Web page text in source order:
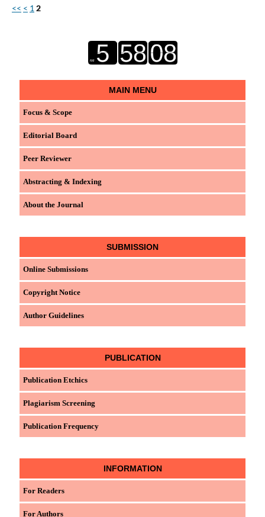
<< < 1 2
MAIN MENU
Focus & Scope
Editorial Board
Peer Reviewer
Abstracting & Indexing
About the Journal
SUBMISSION
Online Submissions
Copyright Notice
Author Guidelines
PUBLICATION
Publication Etchics
Plagiarism Screening
Publication Frequency
INFORMATION
For Readers
For Authors